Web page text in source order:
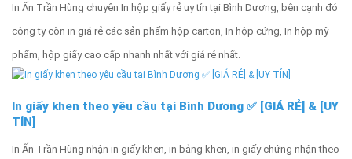
In Ấn Trần Hùng chuyên In hộp giấy rẻ uy tín tại Bình Dương, bên cạnh đó
công ty còn in giá rẻ các sản phẩm hộp carton, In hộp cứng, In hộp mỹ
phẩm, hộp giấy cao cấp nhanh nhất với giá rẻ nhất.
In giấy khen theo yêu cầu tại Bình Dương ✅ [GIÁ RẺ] & [UY
TÍN]
In Ấn Trần Hùng nhận in giấy khen, in bằng khen, in giấy chứng nhận theo